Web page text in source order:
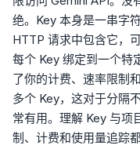
绝。Key 本身是一串字
HTTP 请求中包含它，
每个 Key 绑定到一个特
了你的计费、速率限制
多个 Key，这对于分隔
常有用。理解 Key 与项
制、计费和使用量追踪